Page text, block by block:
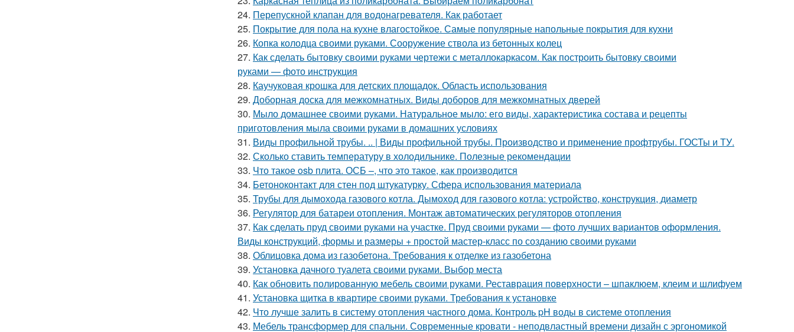
24. Перепускной клапан для водонагревателя. Как работает
25. Покрытие для пола на кухне влагостойкое. Самые популярные напольные покрытия для кухни
26. Копка колодца своими руками. Сооружение ствола из бетонных колец
27. Как сделать бытовку своими руками чертежи с металлокаркасом. Как построить бытовку своими
руками — фото инструкция
28. Каучуковая крошка для детских площадок. Область использования
29. Доборная доска для межкомнатных. Виды доборов для межкомнатных дверей
30. Мыло домашнее своими руками. Натуральное мыло: его виды, характеристика состава и рецепты
приготовления мыла своими руками в домашних условиях
31. Виды профильной трубы. .. | Виды профильной трубы. Производство и применение профтрубы. ГОСТы и ТУ.
32. Сколько ставить температуру в холодильнике. Полезные рекомендации
33. Что такое osb плита. ОСБ –, что это такое, как производится
34. Бетоноконтакт для стен под штукатурку. Сфера использования материала
35. Трубы для дымохода газового котла. Дымоход для газового котла: устройство, конструкция, диаметр
36. Регулятор для батареи отопления. Монтаж автоматических регуляторов отопления
37. Как сделать пруд своими руками на участке. Пруд своими руками — фото лучших вариантов оформления.
Виды конструкций, формы и размеры + простой мастер-класс по созданию своими руками
38. Облицовка дома из газобетона. Требования к отделке из газобетона
39. Установка дачного туалета своими руками. Выбор места
40. Как обновить полированную мебель своими руками. Реставрация поверхности – шпаклюем, клеим и шлифуем
41. Установка щитка в квартире своими руками. Требования к установке
42. Что лучше залить в систему отопления частного дома. Контроль pH воды в системе отопления
43. Мебель трансформер для спальни. Современные кровати - неподвластный времени дизайн с эргономикой